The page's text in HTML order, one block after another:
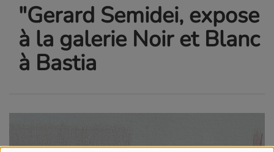
"Gerard Semidei, expose
à la galerie Noir et Blanc
à Bastia